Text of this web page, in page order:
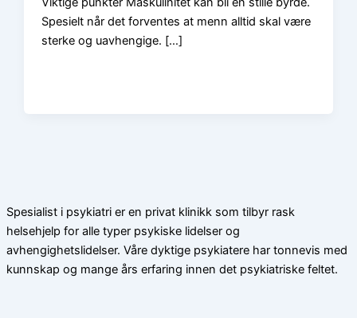
Spesielt når det forventes at menn alltid skal være
sterke og uavhengige. […]
Spesialist i psykiatri er en privat klinikk som tilbyr rask
helsehjelp for alle typer psykiske lidelser og
avhengighetslidelser. Våre dyktige psykiatere har tonnevis med
kunnskap og mange års erfaring innen det psykiatriske feltet.